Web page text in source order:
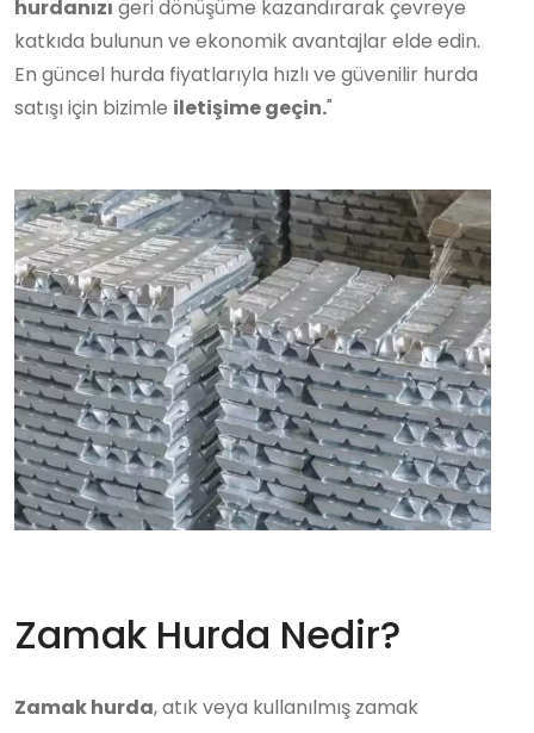
hurdanızı geri dönüşüme kazandırarak çevreye
katkıda bulunun ve ekonomik avantajlar elde edin.
En güncel hurda fiyatlarıyla hızlı ve güvenilir hurda
satışı için bizimle iletişime geçin."
Zamak Hurda Nedir?
Zamak hurda, atık veya kullanılmış zamak